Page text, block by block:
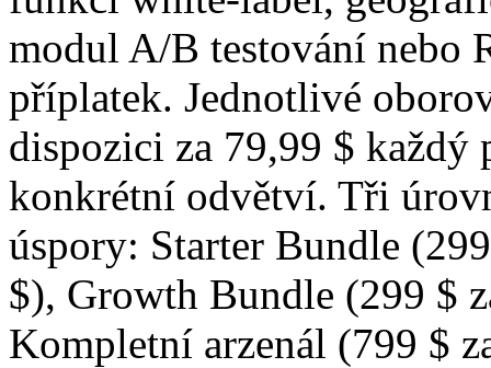
modul A/B testování nebo
příplatek. Jednotlivé
dispozici za 79,99 $ každý
konkrétní odvětví. Tři
úspory: Starter Bundle
$), Growth Bundle (299 $
Kompletní arzenál (799 $